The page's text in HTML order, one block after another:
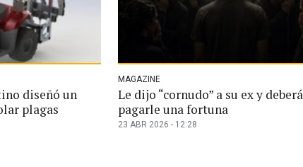
diseñó un
plagas
MAGAZINE
Le dijo “cornudo” a su ex y deberá
pagarle una fortuna
23 ABR 2026 - 12:28